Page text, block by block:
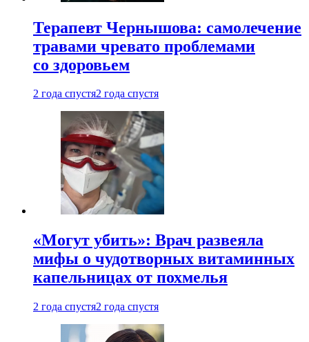
Терапевт Чернышова: самолечение
травами чревато проблемами
со здоровьем
2 года спустя2 года спустя
«Могут убить»: Врач развеяла
мифы о чудотворных витаминных
капельницах от похмелья
2 года спустя2 года спустя